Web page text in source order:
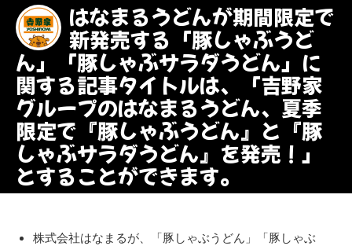
はなまるうどんが期間限定で
新発売する「豚しゃぶうど
ん」「豚しゃぶサラダうどん」に
関する記事タイトルは、「吉野家
グループのはなまるうどん、夏季
限定で『豚しゃぶうどん』と『豚
しゃぶサラダうどん』を発売！」
とすることができます。
株式会社はなまるが、「豚しゃぶうどん」「豚しゃぶ